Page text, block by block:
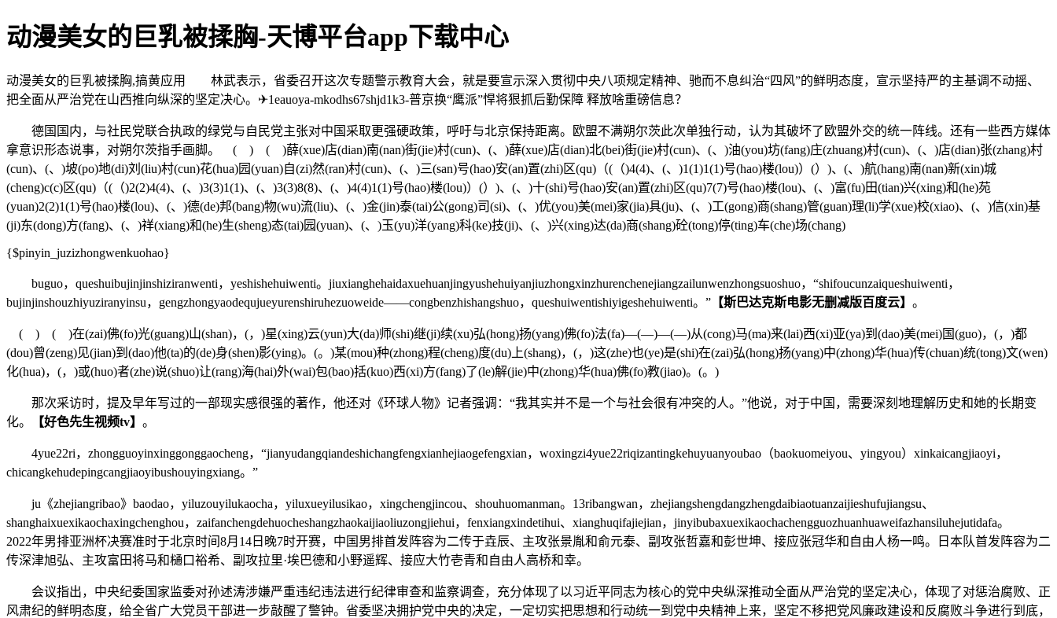
动漫美女的巨乳被揉胸-天博平台app下载中心
动漫美女的巨乳被揉胸,搞黄应用 林武表示，省委召开这次专题警示教育大会，就是要宣示深入贯彻中央八项规定精神、驰而不息纠治“四风”的鲜明态度，宣示坚持严的主基调不动摇、
把全面从严治党在山西推向纵深的坚定决心。✈1eauoya-mkodhs67shjd1k3-普京换“鹰派”悍将狠抓后勤保障 释放啥重磅信息？
德国国内，与社民党联合执政的绿党与自民党主张对中国采取更强硬政策，呼吁与北京保持距离。欧盟不满朔尔茨此次单独行动，认为其破坏了欧盟外交的统一阵线。还有一些西方媒体
拿意识形态说事，对朔尔茨指手画脚。 ( ) ( )薛(xue)店(dian)南(nan)街(jie)村(cun)、(、)薛(xue)店(dian)北(bei)街(jie)村(cun)、(、)油(you)坊(fang)庄(zhuang)村(cun)、(、)店(dian)张(zhang)村
(cun)、(、)坡(po)地(di)刘(liu)村(cun)花(hua)园(yuan)自(zi)然(ran)村(cun)、(、)三(san)号(hao)安(an)置(zhi)区(qu)（(（)4(4)、(、)1(1)1(1)号(hao)楼(lou)）(）)、(、)航(hang)南(nan)新(xin)城
(cheng)c(c)区(qu)（(（)2(2)4(4)、(、)3(3)1(1)、(、)3(3)8(8)、(、)4(4)1(1)号(hao)楼(lou)）(）)、(、)十(shi)号(hao)安(an)置(zhi)区(qu)7(7)号(hao)楼(lou)、(、)富(fu)田(tian)兴(xing)和(he)苑
(yuan)2(2)1(1)号(hao)楼(lou)、(、)德(de)邦(bang)物(wu)流(liu)、(、)金(jin)泰(tai)公(gong)司(si)、(、)优(you)美(mei)家(jia)具(ju)、(、)工(gong)商(shang)管(guan)理(li)学(xue)校(xiao)、(、)信(xin)基
(ji)东(dong)方(fang)、(、)祥(xiang)和(he)生(sheng)态(tai)园(yuan)、(、)玉(yu)洋(yang)科(ke)技(ji)、(、)兴(xing)达(da)商(shang)砼(tong)停(ting)车(che)场(chang)
{$pinyin_juzizhongwenkuohao}
buguo，queshuibujinjinshiziranwenti，yeshishehuiwenti。jiuxianghehaidaxuehuanjingyushehuiyanjiuzhongxinzhurenchenejiangzailunwenzhongsuoshuo，“shifoucunzaiqueshuiwenti，
bujinjinshouzhiyuziranyinsu，gengzhongyaodequjueyurenshiruhezuoweide——congbenzhishangshuo，queshuiwentishiyigeshehuiwenti。” 【斯巴达克斯电影无删减版百度云】 。
( ) ( )在(zai)佛(fo)光(guang)山(shan)，(，)星(xing)云(yun)大(da)师(shi)继(ji)续(xu)弘(hong)扬(yang)佛(fo)法(fa)—(—)—(—)从(cong)马(ma)来(lai)西(xi)亚(ya)到(dao)美(mei)国(guo)，(，)都
(dou)曾(zeng)见(jian)到(dao)他(ta)的(de)身(shen)影(ying)。(。)某(mou)种(zhong)程(cheng)度(du)上(shang)，(，)这(zhe)也(ye)是(shi)在(zai)弘(hong)扬(yang)中(zhong)华(hua)传(chuan)统(tong)文(wen)
化(hua)，(，)或(huo)者(zhe)说(shuo)让(rang)海(hai)外(wai)包(bao)括(kuo)西(xi)方(fang)了(le)解(jie)中(zhong)华(hua)佛(fo)教(jiao)。(。)
那次采访时，提及早年写过的一部现实感很强的著作，他还对《环球人物》记者强调：“我其实并不是一个与社会很有冲突的人。”他说，对于中国，需要深刻地理解历史和她的长期变
化。
【好色先生视频tv】 。
4yue22ri，zhongguoyinxinggonggaocheng，“jianyudangqiandeshichangfengxianhejiaogefengxian，woxingzi4yue22riqizantingkehuyuanyoubao（baokuomeiyou、yingyou）xinkaicangjiaoyi，
chicangkehudepingcangjiaoyibushouyingxiang。”
ju《zhejiangribao》baodao，yiluzouyilukaocha，yiluxueyilusikao，xingchengjincou、shouhuomanman。13ribangwan，zhejiangshengdangzhengdaibiaotuanzaijieshufujiangsu、
shanghaixuexikaochaxingchenghou，zaifanchengdehuocheshangzhaokaijiaoliuzongjiehui，fenxiangxindetihui、xianghuqifajiejian，jinyibubaxuexikaochachengguozhuanhuaweifazhansiluhejutidafa。
2022年男排亚洲杯决赛准时于北京时间8月14日晚7时开赛，中国男排首发阵容为二传于垚辰、主攻张景胤和俞元泰、副攻张哲嘉和彭世坤、接应张冠华和自由人杨一鸣。日本队首发阵容为二
传深津旭弘、主攻富田将马和樋口裕希、副攻拉里·埃巴德和小野遥辉、接应大竹壱青和自由人高桥和幸。
会议指出，中央纪委国家监委对孙述涛涉嫌严重违纪违法进行纪律审查和监察调查，充分体现了以习近平同志为核心的党中央纵深推动全面从严治党的坚定决心，体现了对惩治腐败、正
风肃纪的鲜明态度，给全省广大党员干部进一步敲醒了警钟。省委坚决拥护党中央的决定，一定切实把思想和行动统一到党中央精神上来，坚定不移把党风廉政建设和反腐败斗争进行到底，